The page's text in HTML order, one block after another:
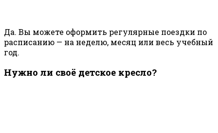
Да. Вы можете оформить регулярные поездки по
расписанию — на неделю, месяц или весь учебный
год.
Нужно ли своё детское кресло?